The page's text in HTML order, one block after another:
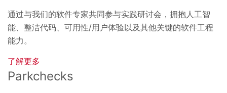
通过与我们的软件专家共同参与实践研讨会，拥抱人工智
能、整洁代码、可用性/用户体验以及其他关键的软件工程
能力。
了解更多
Parkchecks